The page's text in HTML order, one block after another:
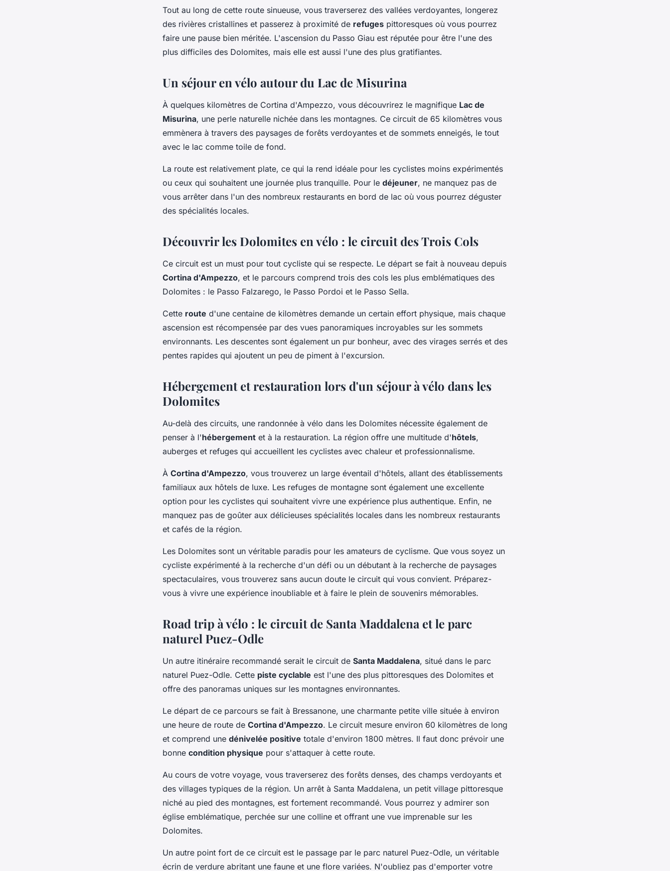
Tout au long de cette route sinueuse, vous traverserez des vallées verdoyantes, longerez
des rivières cristallines et passerez à proximité de refuges pittoresques où vous pourrez
faire une pause bien méritée. L'ascension du Passo Giau est réputée pour être l'une des
plus difficiles des Dolomites, mais elle est aussi l'une des plus gratifiantes.
Un séjour en vélo autour du Lac de Misurina
À quelques kilomètres de Cortina d'Ampezzo, vous découvrirez le magnifique Lac de
Misurina, une perle naturelle nichée dans les montagnes. Ce circuit de 65 kilomètres vous
emmènera à travers des paysages de forêts verdoyantes et de sommets enneigés, le tout
avec le lac comme toile de fond.
La route est relativement plate, ce qui la rend idéale pour les cyclistes moins expérimentés
ou ceux qui souhaitent une journée plus tranquille. Pour le déjeuner, ne manquez pas de
vous arrêter dans l'un des nombreux restaurants en bord de lac où vous pourrez déguster
des spécialités locales.
Découvrir les Dolomites en vélo : le circuit des Trois Cols
Ce circuit est un must pour tout cycliste qui se respecte. Le départ se fait à nouveau depuis
Cortina d'Ampezzo, et le parcours comprend trois des cols les plus emblématiques des
Dolomites : le Passo Falzarego, le Passo Pordoi et le Passo Sella.
Cette route d'une centaine de kilomètres demande un certain effort physique, mais chaque
ascension est récompensée par des vues panoramiques incroyables sur les sommets
environnants. Les descentes sont également un pur bonheur, avec des virages serrés et des
pentes rapides qui ajoutent un peu de piment à l'excursion.
Hébergement et restauration lors d'un séjour à vélo dans les
Dolomites
Au-delà des circuits, une randonnée à vélo dans les Dolomites nécessite également de
penser à l'hébergement et à la restauration. La région offre une multitude d'hôtels,
auberges et refuges qui accueillent les cyclistes avec chaleur et professionnalisme.
À Cortina d'Ampezzo, vous trouverez un large éventail d'hôtels, allant des établissements
familiaux aux hôtels de luxe. Les refuges de montagne sont également une excellente
option pour les cyclistes qui souhaitent vivre une expérience plus authentique. Enfin, ne
manquez pas de goûter aux délicieuses spécialités locales dans les nombreux restaurants
et cafés de la région.
Les Dolomites sont un véritable paradis pour les amateurs de cyclisme. Que vous soyez un
cycliste expérimenté à la recherche d'un défi ou un débutant à la recherche de paysages
spectaculaires, vous trouverez sans aucun doute le circuit qui vous convient. Préparez-
vous à vivre une expérience inoubliable et à faire le plein de souvenirs mémorables.
Road tripà vélo : le circuit de Santa Maddalena et le parc
naturel Puez-Odle
Un autre itinéraire recommandé serait le circuit de Santa Maddalena, situé dans le parc
naturel Puez-Odle. Cette piste cyclable est l'une des plus pittoresques des Dolomites et
offre des panoramas uniques sur les montagnes environnantes.
Le départ de ce parcours se fait à Bressanone, une charmante petite ville située à environ
une heure de route de Cortina d'Ampezzo. Le circuit mesure environ 60 kilomètres de long
et comprend une dénivelée positive totale d'environ 1800 mètres. Il faut donc prévoir une
bonne condition physique pour s'attaquer à cette route.
Au cours de votre voyage, vous traverserez des forêts denses, des champs verdoyants et
des villages typiques de la région. Un arrêt à Santa Maddalena, un petit village pittoresque
niché au pied des montagnes, est fortement recommandé. Vous pourrez y admirer son
église emblématique, perchée sur une colline et offrant une vue imprenable sur les
Dolomites.
Un autre point fort de ce circuit est le passage par le parc naturel Puez-Odle, un véritable
écrin de verdure abritant une faune et une flore variées. N'oubliez pas d'emporter votre